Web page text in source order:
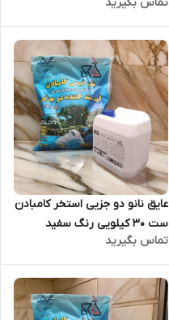
رنگ خاکستری
عایق نانو دو جزیی استخر کامبادن
ست 30 کیلویی رنگ سفید
تماس بگیرید